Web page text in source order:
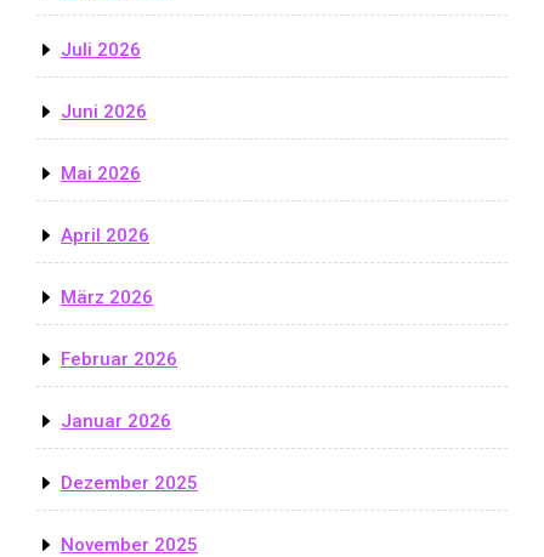
Juli 2026
Juni 2026
Mai 2026
April 2026
März 2026
Februar 2026
Januar 2026
Dezember 2025
November 2025